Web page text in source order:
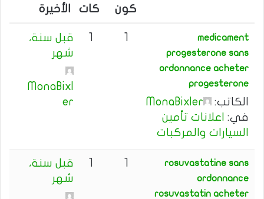
كون
كات
الأخيرة
medicament
progesterone sans
ordonnance acheter
progesterone
الكاتب:
MonaBixler
في: اعلانات تأمين
السيارات والمركبات
قبل سنة،
شهر
MonaBixl
er
rosuvastatine sans
ordonnance
rosuvastatin acheter
قبل سنة،
شهر